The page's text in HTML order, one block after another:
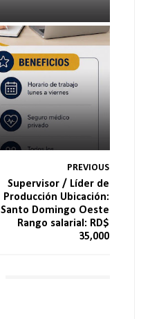
PREVIOUS
Supervisor / Líder de
Producción Ubicación:
Santo Domingo Oeste
Rango salarial: RD$
35,000